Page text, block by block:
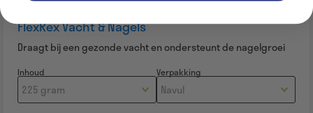
FlexRex Vacht & Nagels
Draagt bij een gezonde vacht en ondersteunt de nagelgroei
Inhoud Verpakking